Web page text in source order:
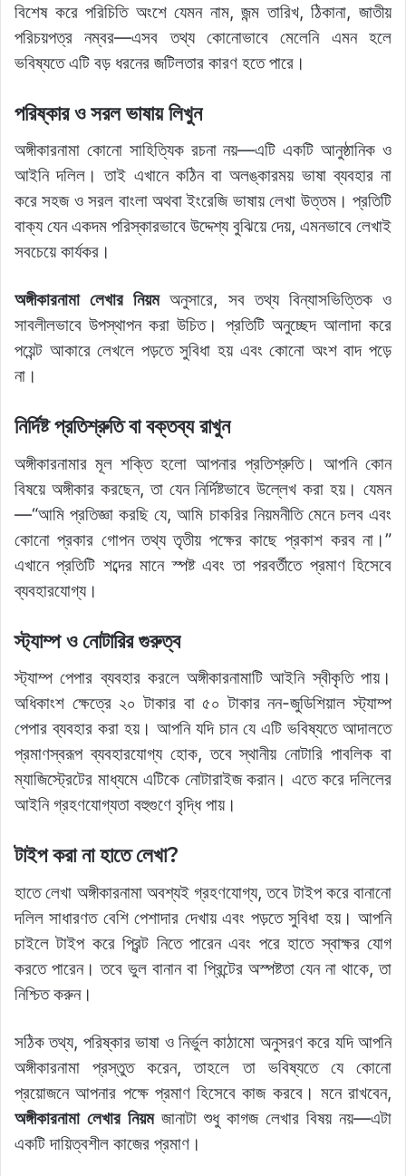
বিশেষ করে পরিচিতি অংশে যেমন নাম, জন্ম তারিখ, ঠিকানা, জাতীয়
পরিচয়পত্র নম্বর—এসব তথ্য কোনোভাবে মেলেনি এমন হলে
ভবিষ্যতে এটি বড় ধরনের জটিলতার কারণ হতে পারে।
পরিষ্কার ও সরল ভাষায় লিখুন
অঙ্গীকারনামা কোনো সাহিত্যিক রচনা নয়—এটি একটি আনুষ্ঠানিক ও
আইনি দলিল। তাই এখানে কঠিন বা অলঙ্কারময় ভাষা ব্যবহার না
করে সহজ ও সরল বাংলা অথবা ইংরেজি ভাষায় লেখা উত্তম। প্রতিটি
বাক্য যেন একদম পরিস্কারভাবে উদ্দেশ্য বুঝিয়ে দেয়, এমনভাবে লেখাই
সবচেয়ে কার্যকর।
অঙ্গীকারনামা লেখার নিয়মঅনুসারে, সব তথ্য বিন্যাসভিত্তিক ও
সাবলীলভাবে উপস্থাপন করা উচিত। প্রতিটি অনুচ্ছেদ আলাদা করে
পয়েন্ট আকারে লেখলে পড়তে সুবিধা হয় এবং কোনো অংশ বাদ পড়ে
না।
নির্দিষ্ট প্রতিশ্রুতি বা বক্তব্য রাখুন
অঙ্গীকারনামার মূল শক্তি হলো আপনার প্রতিশ্রুতি। আপনি কোন
বিষয়ে অঙ্গীকার করছেন, তা যেন নির্দিষ্টভাবে উল্লেখ করা হয়। যেমন
—“আমি প্রতিজ্ঞা করছি যে, আমি চাকরির নিয়মনীতি মেনে চলব এবং
কোনো প্রকার গোপন তথ্য তৃতীয় পক্ষের কাছে প্রকাশ করব না।”
এখানে প্রতিটি শব্দের মানে স্পষ্ট এবং তা পরবর্তীতে প্রমাণ হিসেবে
ব্যবহারযোগ্য।
স্ট্যাম্প ও নোটারির গুরুত্ব
স্ট্যাম্প পেপার ব্যবহার করলে অঙ্গীকারনামাটি আইনি স্বীকৃতি পায়।
অধিকাংশ ক্ষেত্রে ২০ টাকার বা ৫০ টাকার নন-জুডিশিয়াল স্ট্যাম্প
পেপার ব্যবহার করা হয়। আপনি যদি চান যে এটি ভবিষ্যতে আদালতে
প্রমাণস্বরূপ ব্যবহারযোগ্য হোক, তবে স্থানীয় নোটারি পাবলিক বা
ম্যাজিস্ট্রেটের মাধ্যমে এটিকে নোটারাইজ করান। এতে করে দলিলের
আইনি গ্রহণযোগ্যতা বহুগুণে বৃদ্ধি পায়।
টাইপ করা না হাতে লেখা?
হাতে লেখা অঙ্গীকারনামা অবশ্যই গ্রহণযোগ্য, তবে টাইপ করে বানানো
দলিল সাধারণত বেশি পেশাদার দেখায় এবং পড়তে সুবিধা হয়। আপনি
চাইলে টাইপ করে প্রিন্ট নিতে পারেন এবং পরে হাতে স্বাক্ষর যোগ
করতে পারেন। তবে ভুল বানান বা প্রিন্টের অস্পষ্টতা যেন না থাকে, তা
নিশ্চিত করুন।
সঠিক তথ্য, পরিষ্কার ভাষা ও নির্ভুল কাঠামো অনুসরণ করে যদি আপনি
অঙ্গীকারনামা প্রস্তুত করেন, তাহলে তা ভবিষ্যতে যে কোনো
প্রয়োজনে আপনার পক্ষে প্রমাণ হিসেবে কাজ করবে। মনে রাখবেন,
অঙ্গীকারনামা লেখার নিয়মজানাটা শুধু কাগজ লেখার বিষয় নয়—এটা
একটি দায়িত্বশীল কাজের প্রমাণ।